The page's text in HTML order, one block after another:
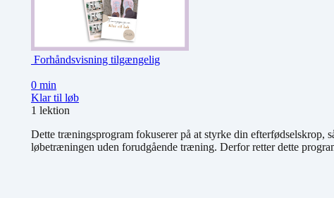
Forhåndsvisning tilgængelig
0 min
Klar til løb
1 lektion
Dette træningsprogram fokuserer på at styrke din
løbetræningen uden forudgående træning. Derfor retter dette